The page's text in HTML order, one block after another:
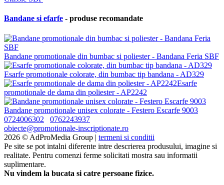
Bandane si efarfe - produse recomandate
Bandane promotionale din bumbac si poliester - Bandana Feria SBF
Esarfe promotionale colorate, din bumbac tip bandana - AD329
Esarfe
promotionale de dama din poliester - AP2242
Bandane promotionale unisex colorate - Festero Escarfe 9003
0724006302
0762243937
obiecte@promotionale-inscriptionate.ro
2026 © AdProMedia Group | termeni si conditii
Pe site se pot intalni diferente intre descrierea produsului, imagine si
realitate. Pentru comenzi ferme solicitati mostra sau informatii
suplimentare.
Nu vindem la bucata si catre persoane fizice.